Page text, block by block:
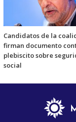
Candidatos de la
firman documento
plebiscito sobre
social